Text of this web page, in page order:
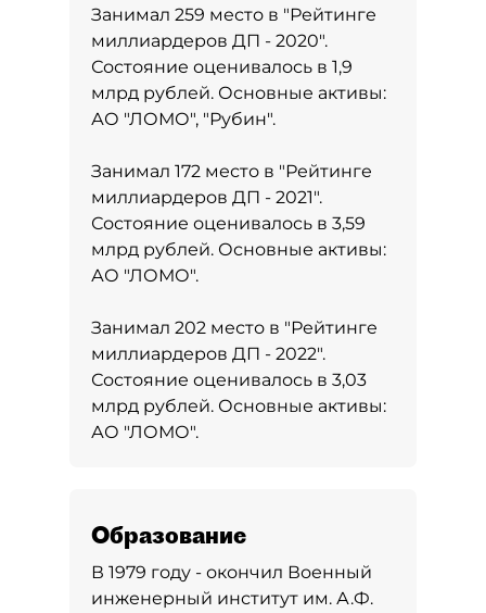
Занимал 259 место в "Рейтинге
миллиардеров ДП - 2020".
Состояние оценивалось в 1,9
млрд рублей. Основные активы:
АО "ЛОМО", "Рубин".
Занимал 172 место в "Рейтинге
миллиардеров ДП - 2021".
Состояние оценивалось в 3,59
млрд рублей. Основные активы:
АО "ЛОМО".
Занимал 202 место в "Рейтинге
миллиардеров ДП - 2022".
Состояние оценивалось в 3,03
млрд рублей. Основные активы:
АО "ЛОМО".
Образование
В 1979 году - окончил Военный
инженерный институт им. А.Ф.